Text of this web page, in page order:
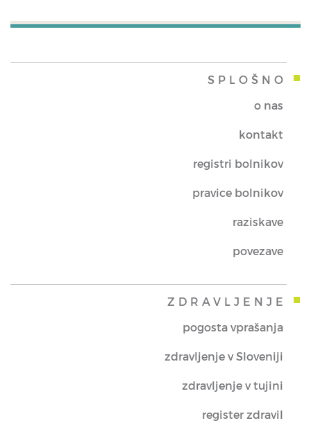
SPLOŠNO
o nas
kontakt
registri bolnikov
pravice bolnikov
raziskave
povezave
ZDRAVLJENJE
pogosta vprašanja
zdravljenje v Sloveniji
zdravljenje v tujini
register zdravil